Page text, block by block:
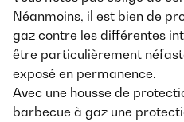
Néanmoins, il est bien de
gaz contre les différentes
être particulièrement
exposé en permanence.
Avec une housse de
barbecue à gaz une